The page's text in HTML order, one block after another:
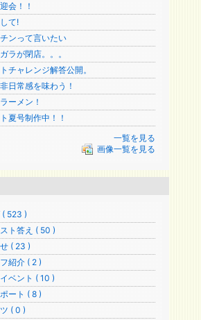
会！！
て!
ンって言いたい
ラが閉店。。。
チャレンジ解答公開。
日常感を味わう！
ーメン！
夏号制作中！！
一覧を見る
画像一覧を見る
( 523 )
ト答え ( 50 )
( 23 )
紹介 ( 2 )
ベント ( 10 )
ート ( 8 )
( 0 )